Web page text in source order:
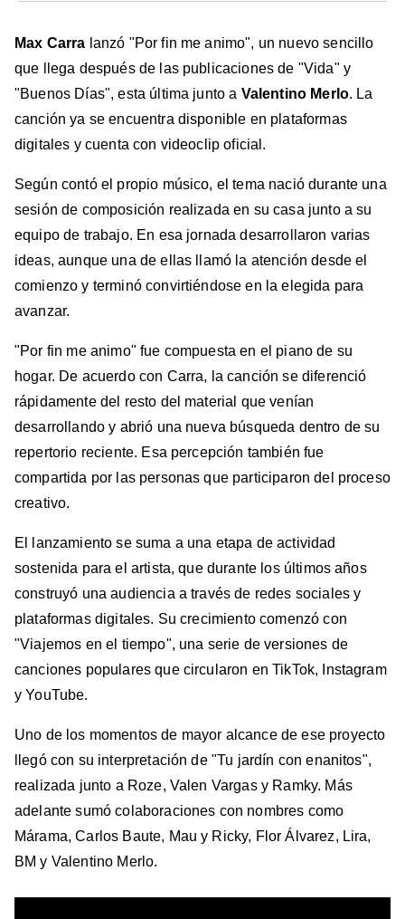
Max Carra lanzó "Por fin me animo", un nuevo sencillo
que llega después de las publicaciones de "Vida" y
"Buenos Días", esta última junto a Valentino Merlo. La
canción ya se encuentra disponible en plataformas
digitales y cuenta con videoclip oficial.
Según contó el propio músico, el tema nació durante una
sesión de composición realizada en su casa junto a su
equipo de trabajo. En esa jornada desarrollaron varias
ideas, aunque una de ellas llamó la atención desde el
comienzo y terminó convirtiéndose en la elegida para
avanzar.
"Por fin me animo" fue compuesta en el piano de su
hogar. De acuerdo con Carra, la canción se diferenció
rápidamente del resto del material que venían
desarrollando y abrió una nueva búsqueda dentro de su
repertorio reciente. Esa percepción también fue
compartida por las personas que participaron del proceso
creativo.
El lanzamiento se suma a una etapa de actividad
sostenida para el artista, que durante los últimos años
construyó una audiencia a través de redes sociales y
plataformas digitales. Su crecimiento comenzó con
"Viajemos en el tiempo", una serie de versiones de
canciones populares que circularon en TikTok, Instagram
y YouTube.
Uno de los momentos de mayor alcance de ese proyecto
llegó con su interpretación de "Tu jardín con enanitos",
realizada junto a Roze, Valen Vargas y Ramky. Más
adelante sumó colaboraciones con nombres como
Márama, Carlos Baute, Mau y Ricky, Flor Álvarez, Lira,
BM y Valentino Merlo.